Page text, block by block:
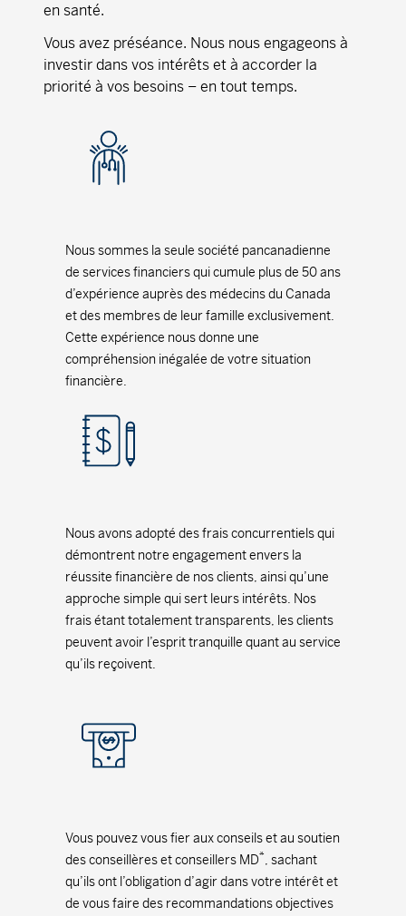
en santé.
Vous avez préséance. Nous nous engageons à
investir dans vos intérêts et à accorder la
priorité à vos besoins – en tout temps.
Nous sommes la seule société pancanadienne
de services financiers qui cumule plus de 50 ans
d’expérience auprès des médecins du Canada
et des membres de leur famille exclusivement.
Cette expérience nous donne une
compréhension inégalée de votre situation
financière.
Nous avons adopté des frais concurrentiels qui
démontrent notre engagement envers la
réussite financière de nos clients, ainsi qu’une
approche simple qui sert leurs intérêts. Nos
frais étant totalement transparents, les clients
peuvent avoir l’esprit tranquille quant au service
qu’ils reçoivent.
Vous pouvez vous fier aux conseils et au soutien
des conseillères et conseillers MD*, sachant
qu’ils ont l’obligation d’agir dans votre intérêt et
de vous faire des recommandations objectives